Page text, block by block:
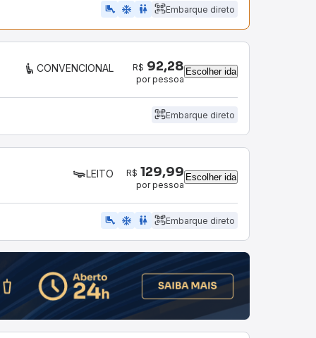
airline_seat_legroom_extra ac_unit WC Embarque direto
CONVENCIONAL R$ 92,28
por pessoa
Escolher ida
Embarque direto
LEITO R$ 129,99
por pessoa
Escolher ida
airline_seat_legroom_extra ac_unit wc Embarque direto